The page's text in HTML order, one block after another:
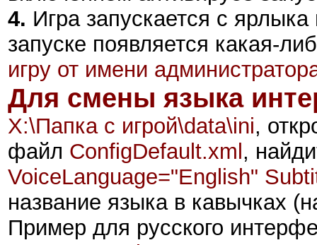
4. Игра запускается с
запуске появляется какая-
игру от имени
Для смены языка
X:\Папка с игрой\data\ini,
файл ConfigDefault.xml ,
VoiceLanguage="English"
название языка в кавычках
Пример для русского